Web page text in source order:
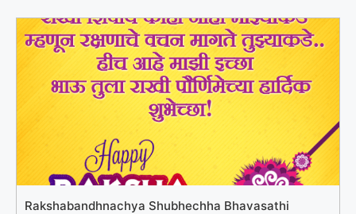
Rakshabandhnachya Shubhechha Bhavasathi